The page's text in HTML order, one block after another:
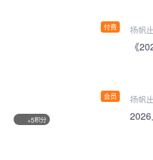
付费 扬帆
会员
《
扬帆
+5积分